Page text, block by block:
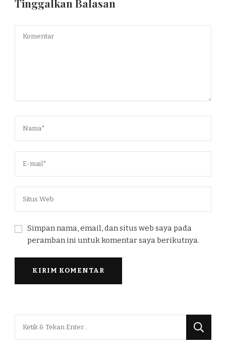
Tinggalkan Balasan
Simpan nama, email, dan situs web saya pada
peramban ini untuk komentar saya berikutnya.